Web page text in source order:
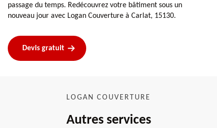
passage du temps. Redécouvrez votre bâtiment sous un
nouveau jour avec Logan Couverture à Carlat, 15130.
Devis gratuit
LOGAN COUVERTURE
Autres services